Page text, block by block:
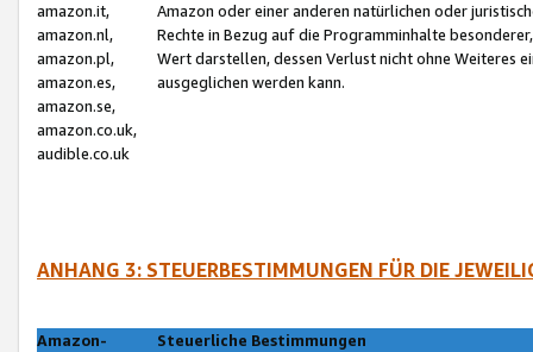
amazon.it,
amazon.nl,
amazon.pl,
amazon.es,
amazon.se,
amazon.co.uk,
audible.co.uk
Amazon oder einer anderen natürlichen oder
Rechte in Bezug auf die Programminhalte
Wert darstellen, dessen Verlust nicht ohne Weiteres
ausgeglichen werden kann.
ANHANG 3: STEUERBESTIMMUNGEN FÜR DIE
Amazon-
Steuerliche Bestimmungen